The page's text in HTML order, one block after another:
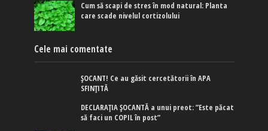
Cum să scapi de stres în mod natural: Planta
care scade nivelul cortizolului
Cele mai comentate
ȘOCANT! Ce au găsit cercetătorii în APA
SFINȚITĂ
DECLARAȚIA ȘOCANTĂ a unui preot: ”Este păcat
să faci un COPIL în post”